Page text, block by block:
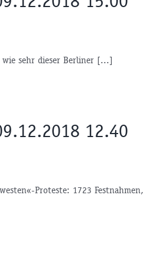
sehr dieser Berliner [...]
12.40
Proteste: 1723 Festnahmen,